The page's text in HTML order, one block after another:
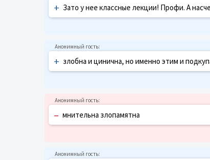
+ Зато у нее классные лекции! Профи. А
+ злобна и цинична, но именно этим и
– мнительна злопамятна